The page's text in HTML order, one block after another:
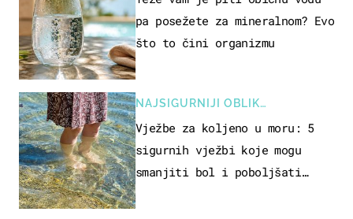
pa posežete za mineralnom? Evo
što to čini organizmu
NAJSIGURNIJI OBLIK
REKREACIJE
Vježbe za koljeno u moru: 5
sigurnih vježbi koje mogu
smanjiti bol i poboljšati